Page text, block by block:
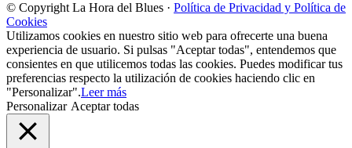
© Copyright La Hora del Blues · Política de Privacidad y Política de
Cookies
Utilizamos cookies en nuestro sitio web para ofrecerte una buena
experiencia de usuario. Si pulsas "Aceptar todas", entendemos que
consientes en que utilicemos todas las cookies. Puedes modificar tus
preferencias respecto la utilización de cookies haciendo clic en
"Personalizar".Leer más
Personalizar Aceptar todas